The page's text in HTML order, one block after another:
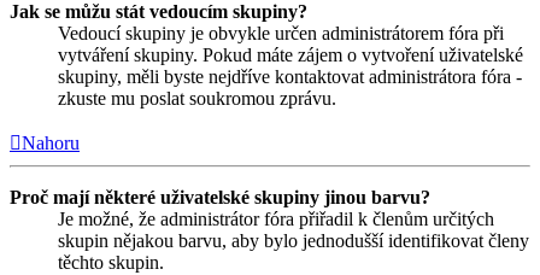
Jak se můžu stát vedoucím skupiny?
Vedoucí skupiny je obvykle určen administrátorem fóra při
vytváření skupiny. Pokud máte zájem o vytvoření uživatelské
skupiny, měli byste nejdříve kontaktovat administrátora fóra -
zkuste mu poslat soukromou zprávu.
Nahoru
Proč mají některé uživatelské skupiny jinou barvu?
Je možné, že administrátor fóra přiřadil k členům určitých
skupin nějakou barvu, aby bylo jednodušší identifikovat členy
těchto skupin.